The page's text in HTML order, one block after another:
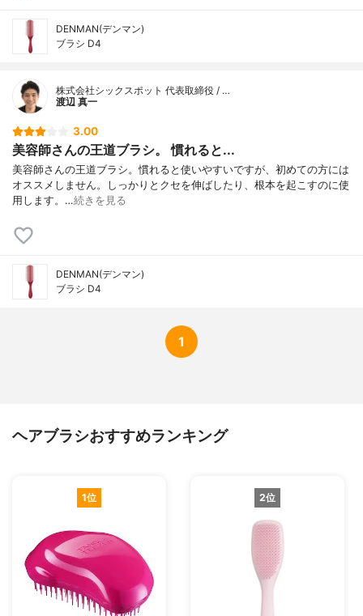
DENMAN(デンマン)
ブラシ D4
株式会社シックスポット 代表取締役 / …
渡辺 真一
3.00
美容師さんの王道ブラシ。 慣れると...
美容師さんの王道ブラシ。慣れると使いやすいですが、初めての方には
オススメしません。しっかりとクセを伸ばしたり、根本を起こすのに使
用します。…続きを見る
DENMAN(デンマン)
ブラシ D4
1
ヘアブラシおすすめランキング
1位 2位